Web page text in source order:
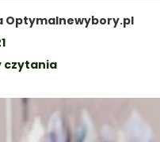
Optymalnewybory.pl
czytania